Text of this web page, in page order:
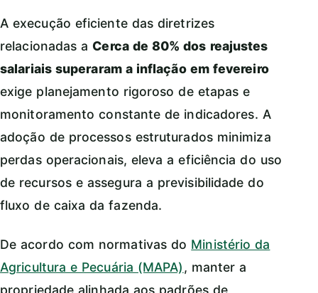
A execução eficiente das diretrizes
relacionadas aCerca de 80% dos reajustes
salariais superaram a inflação em fevereiro
exige planejamento rigoroso de etapas e
monitoramento constante de indicadores. A
adoção de processos estruturados minimiza
perdas operacionais, eleva a eficiência do uso
de recursos e assegura a previsibilidade do
fluxo de caixa da fazenda.
De acordo com normativas do Ministério da
Agricultura e Pecuária (MAPA), manter a
propriedade alinhada aos padrões de